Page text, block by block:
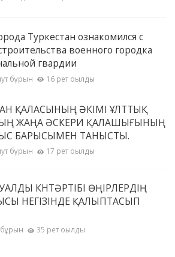
Туркестан ознакомился с
военного городка
гвардии
бұрын 16 рет оқылды
ҚАЛАСЫНЫҢ ӘКІМІ ҰЛТТЫҚ
ЖАҢА ӘСКЕРИ ҚАЛАШЫҒЫНЫҢ
БАРЫСЫМЕН ТАНЫСТЫ.
бұрын 17 рет оқылды
КҮНТӘРТІБІ ӨҢІРЛЕРДІҢ
НЕГІЗІНДЕ ҚАЛЫПТАСЫП
35 рет оқылды